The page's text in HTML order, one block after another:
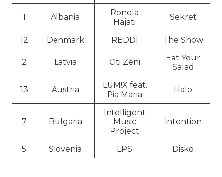
1 Albania
Ronela
Hajati
Sekret
12 Denmark REDDI The Show
2 Latvia Citi Zēni
Eat Your
Salad
13 Austria
LUM!X feat.
Pia Maria
Halo
7 Bulgaria
Intelligent
Music
Project
Intention
5 Slovenia LPS Disko